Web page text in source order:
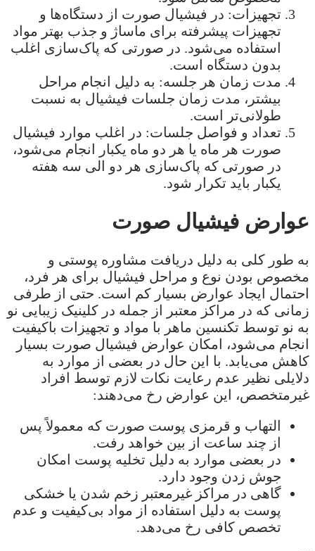
تجهیزات: در فیشیال صورت از دستگاه‌ها و
تجهیزات پیشرفته برای ماساژ و جذب بهتر مواد
استفاده می‌شود. در صورتی که پاک‌سازی اغلب
بدون دستگاه است.
مدت زمان هر جلسه: به دلیل انجام مراحل
بیشتر، مدت زمان جلسات فیشیال به نسبت
طولانی‌تر است.
تعداد و فواصل جلسات: در اغلب موارد فیشیال
صورت هر ماه یا هر دو ماه یکبار انجام می‌شود،
در صورتی که پاک‌سازی هر دو الی سه هفته
یکبار باید تکرار شود.
عوارض فیشیال صورت
به طور کلی به دلیل دریافت مشاوره پوستی و
مخصوص بودن نوع و مراحل فیشیال برای هر فرد،
احتمال ایجاد عوارض بسیار کم است. حتی از طرفی
زمانی که در مراکز معتبر از جمله در کلینیک زیبایی نو
به نو توسط تکنسین ماهر با مواد و تجهیزات باکیفیت
انجام می‌شود، امکان عوارض فیشیال صورت بسیار
کاهش می‌یابد. با این حال در بعضی از موارد به
دلایلی نظیر عدم رعایت نکات لازم توسط افراد
غیرمتخصص، این عوارض رخ می‌دهند:
التهاب و قرمزی پوست صورت که معمولاً پس
از چند ساعت از بین خواهد رفت.
در بعضی موارد به دلیل تخلیه پوست امکان
جوش زدن وجود دارد.
گاهی در مراکز غیرمعتبر زخم شدن یا خشکی
پوست به دلیل استفاده از مواد بی‌کیفیت و عدم
تخصص کافی رخ می‌دهد.